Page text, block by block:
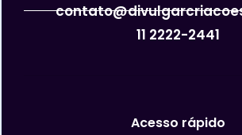
11 2222-2441
Acesso rápido